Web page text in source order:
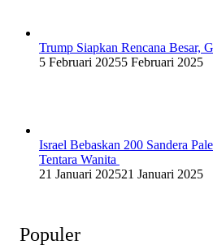
Trump Siapkan Rencana Besar,
5 Februari 20255 Februari 2025
Israel Bebaskan 200 Sandera
Tentara Wanita
21 Januari 202521 Januari 2025
Populer